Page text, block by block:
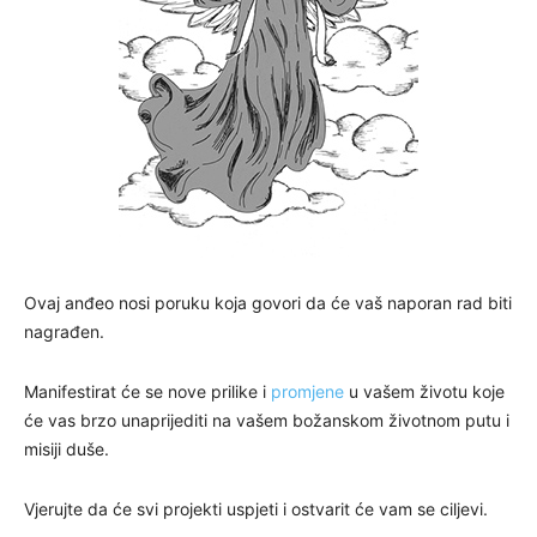
Ovaj anđeo nosi poruku koja govori da će vaš naporan rad biti
nagrađen.
Manifestirat će se nove prilike i promjene u vašem životu koje
će vas brzo unaprijediti na vašem božanskom životnom putu i
misiji duše.
Vjerujte da će svi projekti uspjeti i ostvarit će vam se ciljevi.